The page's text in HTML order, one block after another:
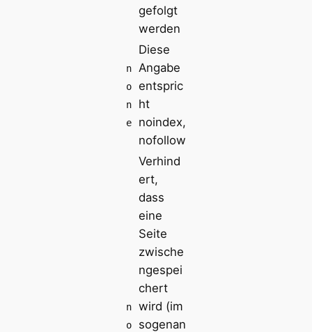
gefolgt
werden
n
o
n
e
Diese
Angabe
entspric
ht
noindex,
nofollow
n
o
Verhind
ert,
dass
eine
Seite
zwische
ngespei
chert
wird (im
sogenan